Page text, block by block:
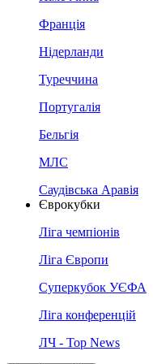
Франція
Нідерланди
Туреччина
Португалія
Бельгія
МЛС
Саудівська Аравія
Єврокубки
Ліга чемпіонів
Ліга Європи
Суперкубок УЄФА
Ліга конференцій
ЛЧ - Top News